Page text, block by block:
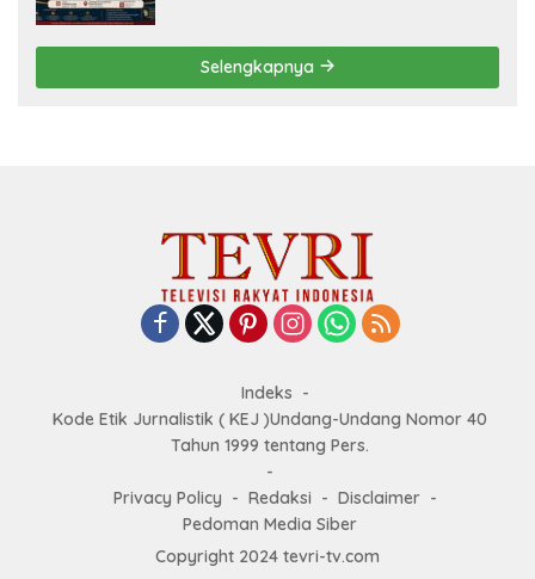
Selengkapnya
Indeks
Kode Etik Jurnalistik ( KEJ )Undang-Undang Nomor 40
Tahun 1999 tentang Pers.
Privacy Policy Redaksi
Disclaimer
Pedoman Media Siber
Copyright 2024 tevri-tv.com